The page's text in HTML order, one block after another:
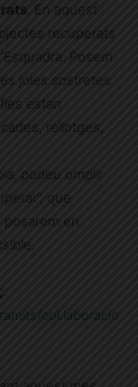
. En aquest
recuperats
Posem
joies sostretes
estan
rellotges,
podeu omplir
que
en
col.laboracio